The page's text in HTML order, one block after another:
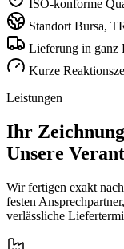
ISO-konforme
Standort Bursa,
Lieferung in ganz
Kurze
Leistungen
Ihr
Unsere
Wir fertigen exakt
festen
verlässliche